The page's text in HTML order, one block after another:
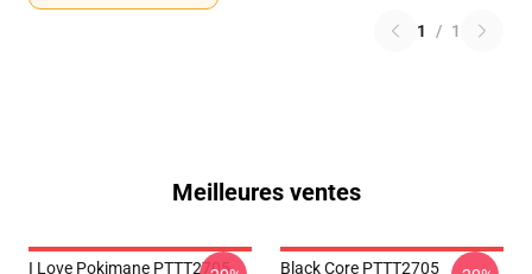
1 / 1
Meilleures ventes
I Love Pokimane PTTT2705
Black Core PTTT2705